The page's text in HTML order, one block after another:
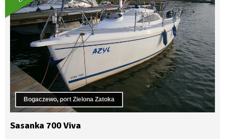
Bogaczewo, port Zielona Zatoka
Sasanka 700 Viva